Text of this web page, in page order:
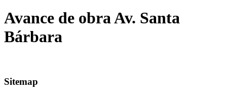
Avance de obra Av. Santa
Bárbara
Sitemap